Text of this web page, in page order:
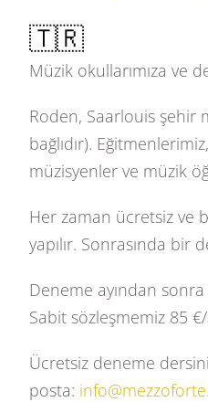
🇹🇷
Müzik okullarımıza ve
Roden, Saarlouis şehir
bağlıdır).
müzisyenler ve müzik
Her zaman ücretsiz ve
yapılır. Sonrasında bir
Deneme ayından
Sabit sözleşmemiz 85
Ücretsiz deneme
posta: